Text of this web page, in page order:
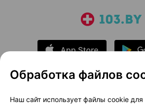
О проекте Новости
Обработка файлов
Наш сайт использует файлы cookie для